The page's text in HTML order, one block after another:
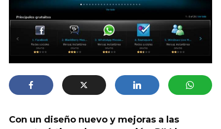
Con un diseño nuevo y mejoras a las